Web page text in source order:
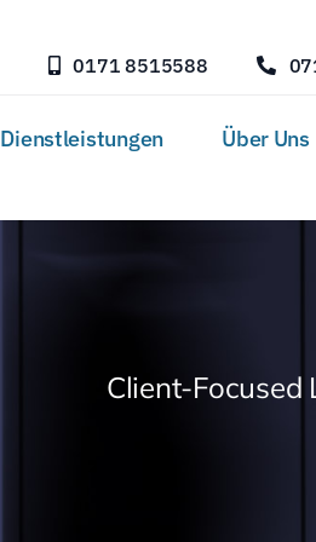
0171 8515588
Dienstleistungen Über Uns
Client-Focused